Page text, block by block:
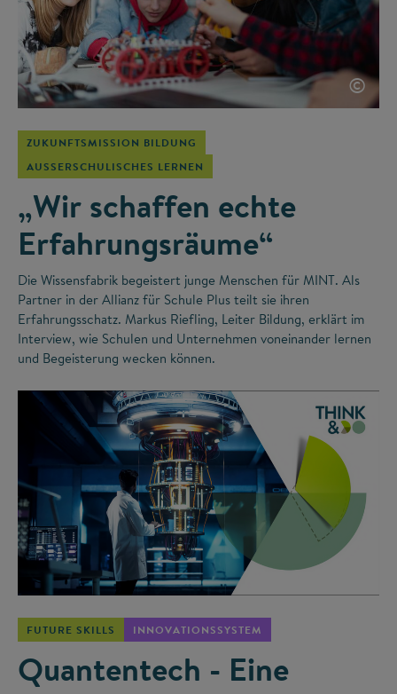
©
ZUKUNFTSMISSION BILDUNG
AUSSERSCHULISCHES LERNEN
„Wir schaffen echte
Erfahrungsräume“
Die Wissensfabrik begeistert junge Menschen für MINT. Als
Partner in der Allianz für Schule Plus teilt sie ihren
Erfahrungsschatz. Markus Riefling, Leiter Bildung, erklärt im
Interview, wie Schulen und Unternehmen voneinander lernen
und Begeisterung wecken können.
FUTURE SKILLS INNOVATIONSSYSTEM
Quantentech - Eine